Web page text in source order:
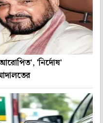
'নির্দোষ'